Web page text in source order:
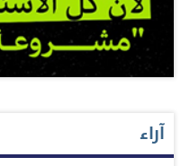
آراء